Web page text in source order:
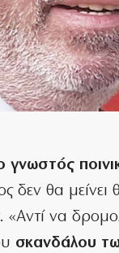
γνωστός
δεν θα
να
σκανδάλου